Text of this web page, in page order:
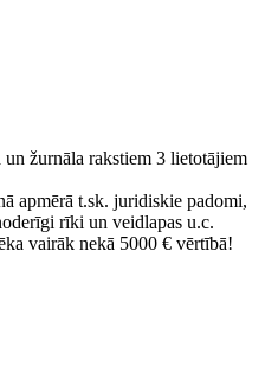
žurnāla rakstiem 3 lietotājiem
apmērā t.sk. juridiskie padomi,
rīki un veidlapas u.c.
vairāk nekā 5000 € vērtībā!